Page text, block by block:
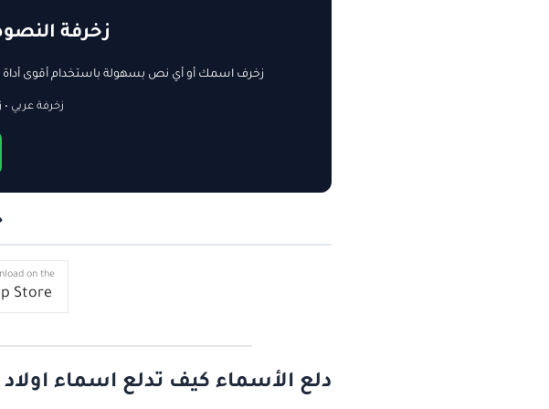
زخرفة
زخرف اسمك أو أي نص بسهولة باستخدام أقوى أداة
زخرفة عربي
on the
Store
دلع الأسماء كيف تدلع اسماء